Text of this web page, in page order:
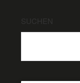
SUCHEN